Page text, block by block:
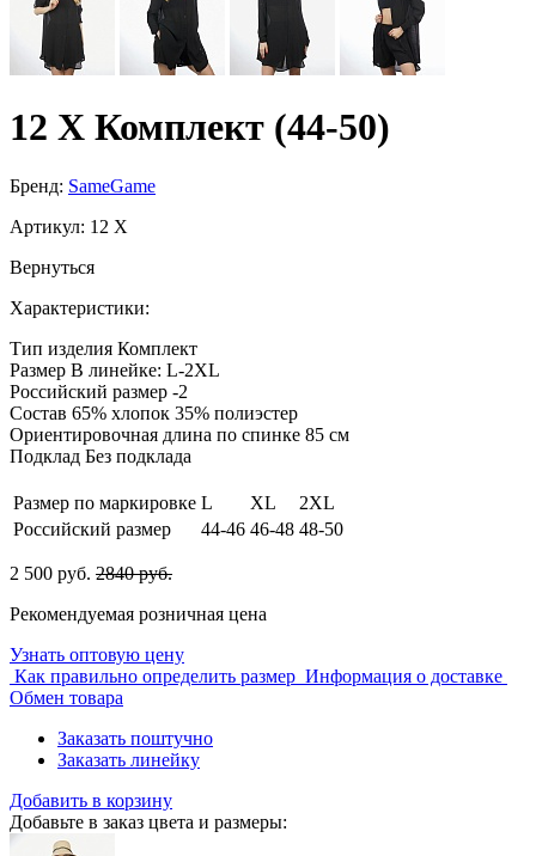
12 X Комплект (44-50)
Бренд: SameGame
Артикул: 12 X
Вернуться
Характеристики:
Тип изделия Комплект
Размер В линейке: L-2XL
Российский размер -2
Состав 65% хлопок 35% полиэстер
Ориентировочная длина по спинке 85 см
Подклад Без подклада
Размер по маркировке L XL
2XL
Российский размер
44-46 46-48 48-50
2 500 руб. 2840 руб.
Рекомендуемая розничная цена
Узнать оптовую цену
Как правильно определить размер Информация о доставке
Обмен товара
Заказать поштучно
Заказать линейку
Добавить в корзину
Добавьте в заказ цвета и размеры: